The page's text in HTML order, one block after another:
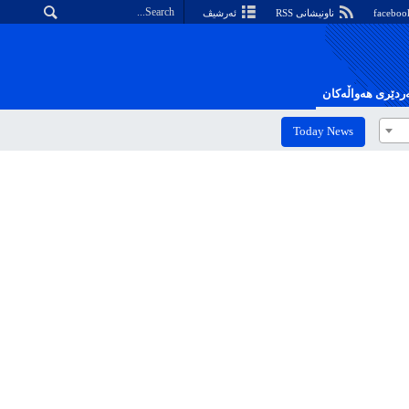
ناونیشانی RSS ئەرشیڤ
هەواڵەکان
Today News